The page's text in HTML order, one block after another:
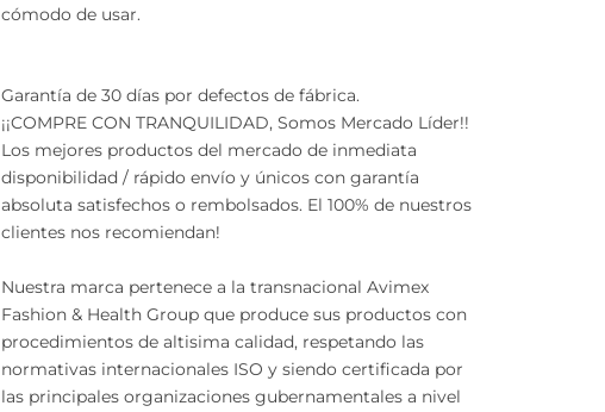
cómodo de usar.
Garantía de 30 días por defectos de fábrica.
¡¡COMPRE CON TRANQUILIDAD, Somos Mercado Líder!!
Los mejores productos del mercado de inmediata
disponibilidad / rápido envío y únicos con garantía
absoluta satisfechos o rembolsados. El 100% de nuestros
clientes nos recomiendan!
Nuestra marca pertenece a la transnacional Avimex
Fashion & Health Group que produce sus productos con
procedimientos de altisima calidad, respetando las
normativas internacionales ISO y siendo certificada por
las principales organizaciones gubernamentales a nivel